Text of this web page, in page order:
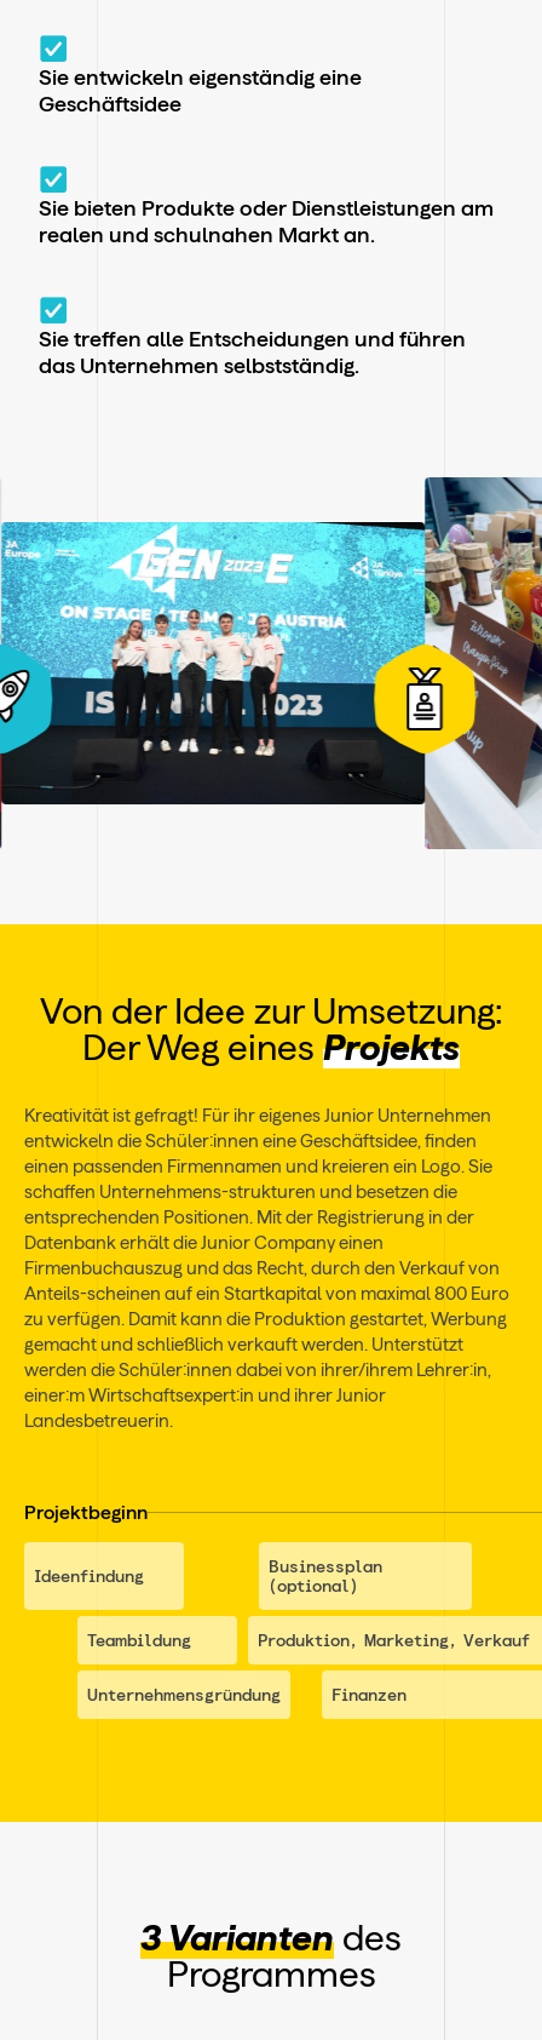
Sie entwickeln eigenständig eine
Geschäftsidee
Sie bieten Produkte oder Dienstleistungen am
realen und schulnahen Markt an.
Sie treffen alle Entscheidungen und führen
das Unternehmen selbstständig.
Von der Idee zur Umsetzung:
Der Weg eines Projekts
Kreativität ist gefragt! Für ihr eigenes Junior Unternehmen
entwickeln die Schüler:innen eine Geschäftsidee, finden
einen passenden Firmennamen und kreieren ein Logo. Sie
schaffen Unternehmens-strukturen und besetzen die
entsprechenden Positionen. Mit der Registrierung in der
Datenbank erhält die Junior Company einen
Firmenbuchauszug und das Recht, durch den Verkauf von
Anteils-scheinen auf ein Startkapital von maximal 800 Euro
zu verfügen. Damit kann die Produktion gestartet, Werbung
gemacht und schließlich verkauft werden. Unterstützt
werden die Schüler:innen dabei von ihrer/ihrem Lehrer:in,
einer:m Wirtschaftsexpert:in und ihrer Junior
Landesbetreuerin.
Projektbeginn
Ideenfindung
Businessplan
(optional)
Teambildung Produktion, Marketing, Verkauf
Unternehmensgründung Finanzen
3 Varianten des
Programmes